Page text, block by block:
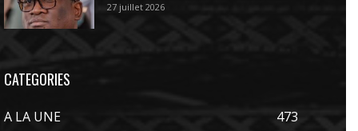
27 juillet 2026
CATEGORIES
A LA UNE
473